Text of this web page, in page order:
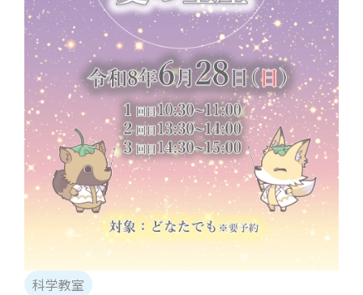
科学教室